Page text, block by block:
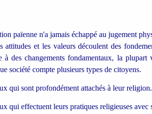
païenne n'a jamais échappé au jugement
attitudes et les valeurs découlent des
à des changements fondamentaux, la plupart
société compte plusieurs types de citoyens.
qui sont profondément attachés à leur religion.
qui effectuent leurs pratiques religieuses avec